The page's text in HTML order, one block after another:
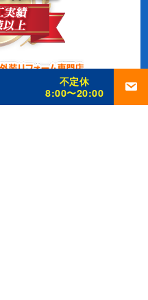
不定休
8:00〜20:00